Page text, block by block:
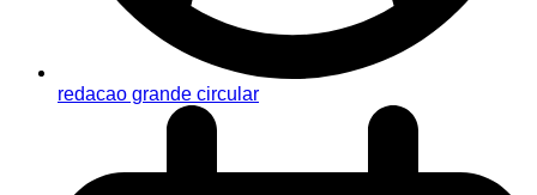
redacao grande circular